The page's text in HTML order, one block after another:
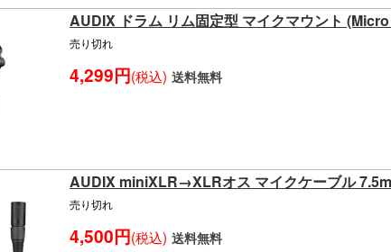
AUDIX ドラム リム固定型 マイクマウント
売り切れ
4,299円(税込) 送料無料
AUDIX miniXLR→XLRオス マイクケーブル
売り切れ
4,500円(税込) 送料無料